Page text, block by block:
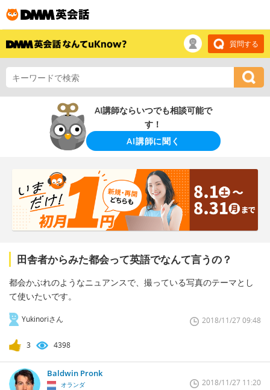
質問する
AI講師ならいつでも相談可能で
す！
AI講師に聞く
田舎者からみた都会って英語でなんて言うの？
都会かぶれのようなニュアンスで、撮っている写真のテーマとし
て使いたいです。
Yukinoriさん 2018/11/27 09:48
3 4398
Baldwin Pronk
オランダ 2018/11/27 11:20